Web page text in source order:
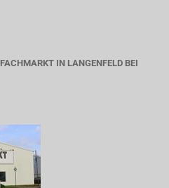
IN LANGENFELD BEI